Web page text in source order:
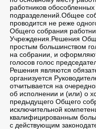
работников обособленных
подразделений.Общее
проводится не реже
Общего собрания
Учреждения.Решения
простым большинством
на собрании, и
голосов голос
Решения являются
организуется
отчитывается на
об исполнении и (или) о
предыдущего Общего
исключительной
квалифицированным
с действующим